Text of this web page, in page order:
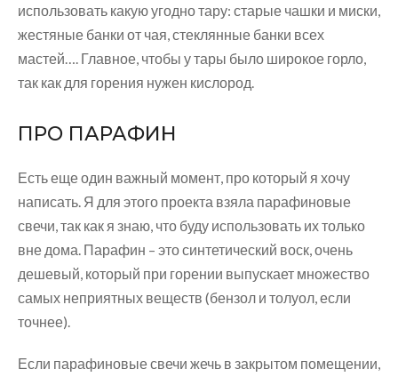
использовать какую угодно тару: старые чашки и миски,
жестяные банки от чая, стеклянные банки всех
мастей…. Главное, чтобы у тары было широкое горло,
так как для горения нужен кислород.
ПРО ПАРАФИН
Есть еще один важный момент, про который я хочу
написать. Я для этого проекта взяла парафиновые
свечи, так как я знаю, что буду использовать их только
вне дома. Парафин – это синтетический воск, очень
дешевый, который при горении выпускает множество
самых неприятных веществ (бензол и толуол, если
точнее).
Если парафиновые свечи жечь в закрытом помещении,